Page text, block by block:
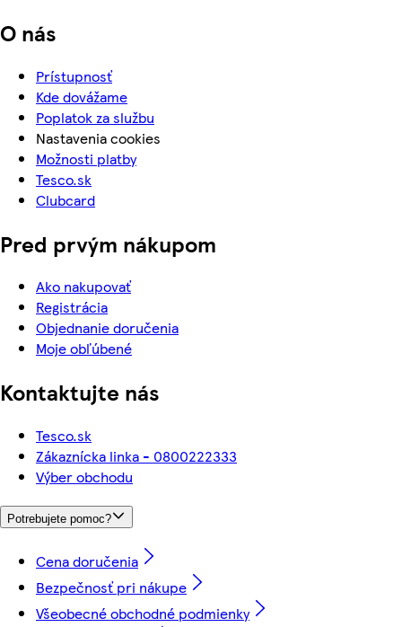
O nás
Prístupnosť
Kde dovážame
Poplatok za službu
Nastavenia cookies
Možnosti platby
Tesco.sk
Clubcard
Pred prvým nákupom
Ako nakupovať
Registrácia
Objednanie doručenia
Moje obľúbené
Kontaktujte nás
Tesco.sk
Zákaznícka linka - 0800222333
Výber obchodu
Potrebujete pomoc?
Cena doručenia
Bezpečnosť pri nákupe
Všeobecné obchodné podmienky